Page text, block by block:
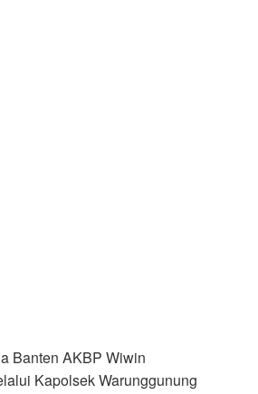
Banten AKBP Wiwin
Kapolsek Warunggunung